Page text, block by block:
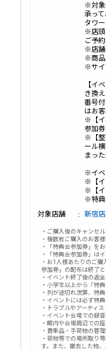
※対象
承っ
タワ
※店頭
ご予
※店舗
※商品
※サイ
【イ
き換
番号
はお
※【イ
参加
※【整
ール
まっ
※イベ
※【イ
※【イ
※特典
対象店舗
新宿店
・ご購入後のキャンセ
・複数枚ご購入のお客
・「特典会参加券」を
・「特典会参加券」は
・お1人様あたりのご
参加券」の配布は終了と
・イベント終了後の返
・小学生以上から「特
・列が途切れ次第、特
・イベントには必ず特
・トラブルやアーティ
・イベント会場での録
・館内や会場周辺での
・貴重品・手荷物の管
・荷物等での場所取り
す。また、撤去した物